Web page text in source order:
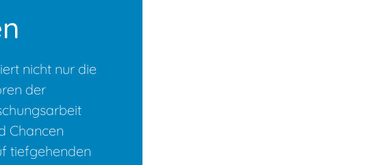
nicht nur die
der
Chancen
tiefgehenden